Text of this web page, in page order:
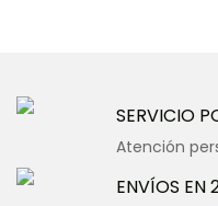
SERVICIO
Atención
ENVÍOS